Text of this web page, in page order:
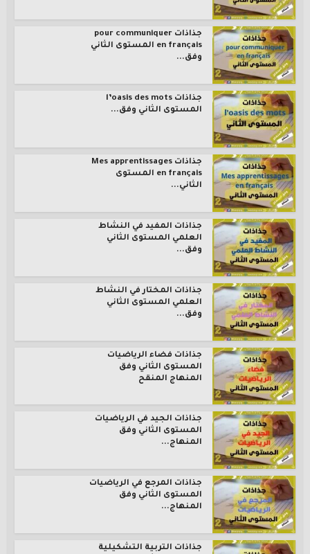
جذاذات pour communiquer
en français المستوى الثاني
وفق...
جذاذات l’oasis des mots
المستوى الثاني وفق...
جذاذات Mes apprentissages
en français المستوى
الثاني...
جذاذات المفيد في النشاط
العلمي المستوى الثاني
وفق...
جذاذات المختار في النشاط
العلمي المستوى الثاني
وفق...
جذاذات فضاء الرياضيات
المستوى الثاني وفق
المنهاج المنقح
جذاذات الجيد في الرياضيات
المستوى الثاني وفق
المنهاج...
جذاذات المرجع في الرياضيات
المستوى الثاني وفق
المنهاج...
جذاذات التربية التشكيلية